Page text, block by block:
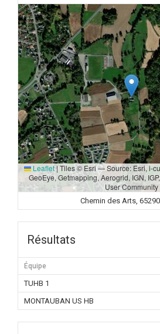
Leaflet| Tiles © Esri — Source: Esri, i-
GeoEye, Getmapping, Aerogrid, IGN,
User Community
Chemin des Arts,
Résultats
Équipe
TUHB 1
MONTAUBAN US HB